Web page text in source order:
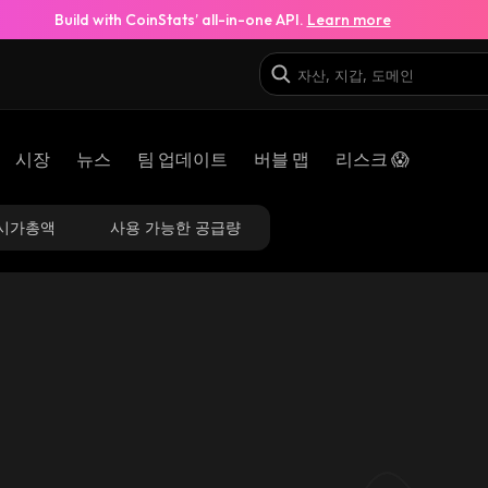
Build with CoinStats’ all-in-one API. Learn more
시장 뉴스 팀 업데이트 버블 맵 리스크 😱
가총액 사용 가능한 공급량